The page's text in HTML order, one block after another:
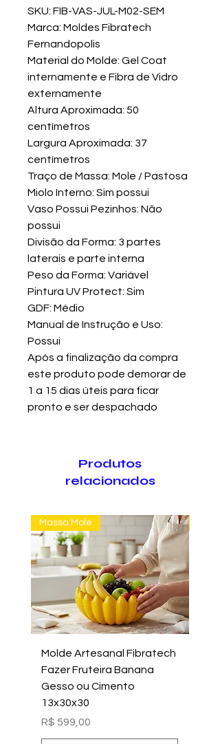
SKU: FIB-VAS-JUL-M02-SEM
Marca: Moldes Fibratech
Fernandopolis
Material do Molde: Gel Coat
internamente e Fibra de Vidro
externamente
Altura Aproximada: 50
centímetros
Largura Aproximada: 37
centímetros
Traço de Massa: Mole / Pastosa
Miolo Interno: Sim possui
Vaso Possui Pezinhos: Não
possui
Divisão da Forma: 3 partes
laterais e parte interna
Peso da Forma: Variável
Pintura UV Protect: Sim
GDF: Médio
Manual de Instrução e Uso:
Possui
Após a finalização da compra
este produto pode demorar de
1 a 15 dias úteis para ficar
pronto e ser despachado
Produtos
relacionados
Massa Mole
Molde Artesanal Fibratech
Fazer Fruteira Banana
Gesso ou Cimento
13x30x30
Preço
R$ 599,00